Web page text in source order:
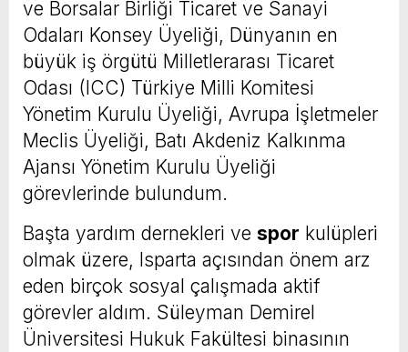
ve Borsalar Birliği Ticaret ve Sanayi
Odaları Konsey Üyeliği, Dünyanın en
büyük iş örgütü Milletlerarası Ticaret
Odası (ICC) Türkiye Milli Komitesi
Yönetim Kurulu Üyeliği, Avrupa İşletmeler
Meclis Üyeliği, Batı Akdeniz Kalkınma
Ajansı Yönetim Kurulu Üyeliği
görevlerinde bulundum.
Başta yardım dernekleri ve spor kulüpleri
olmak üzere, Isparta açısından önem arz
eden birçok sosyal çalışmada aktif
görevler aldım. Süleyman Demirel
Üniversitesi Hukuk Fakültesi binasının